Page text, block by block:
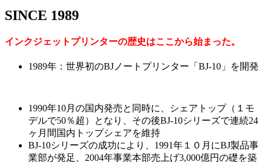
SINCE 1989
インクジェットプリンターの歴史はここから始まった。
1989年：世界初のBJノートプリンター「BJ-10」を開発
1990年10月の国内発売と同時に、シェアトップ（１モ
デルで50％超）となり、その後BJ-10シリーズで連続24
ヶ月間国内トップシェアを維持
BJ-10シリーズの成功により、1991年１０月にBJ製品事
業部が発足、2004年事業本部売上げ3,000億円の礎を築